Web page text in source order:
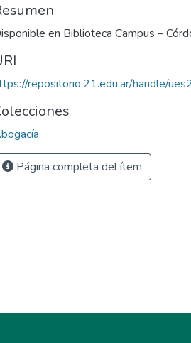
en Biblioteca Campus –
repositorio.21.edu.ar/handle/
Página completa del ítem